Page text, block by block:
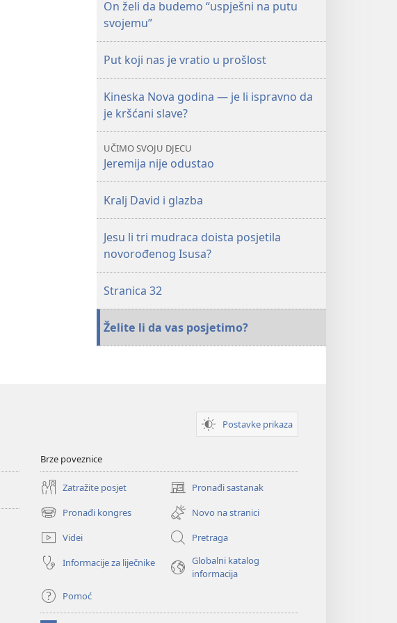
On želi da budemo “uspješni na putu
svojemu”
Put koji nas je vratio u prošlost
Kineska Nova godina — je li ispravno da
je kršćani slave?
UČIMO SVOJU DJECU
Jeremija nije odustao
Kralj David i glazba
Jesu li tri mudraca doista posjetila
novorođenog Isusa?
Stranica 32
Želite li da vas posjetimo?
Postavke prikaza
Brze poveznice
Zatražite posjet Pronađi sastanak
(otvara
se
novi
prozor)
Pronađi kongres
(otvara
se
novi
prozor)
Novo na stranici
Videi
Pretraga
Informacije za liječnike
Globalni katalog
informacija
Pomoć